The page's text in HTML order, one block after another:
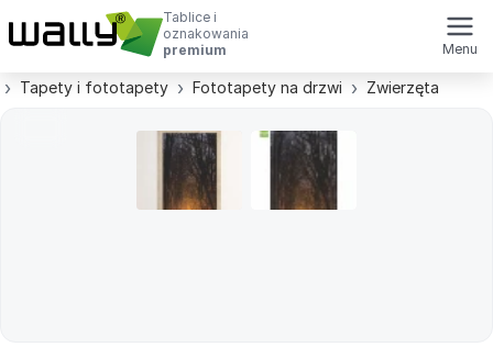
Tablice i
oznakowania
premium
Menu
Tapety i fototapety Fototapety na drzwi Zwierzęta